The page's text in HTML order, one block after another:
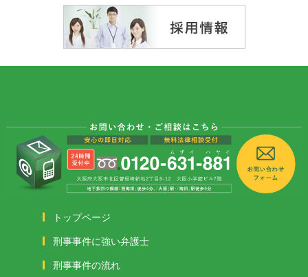
トップページ
刑事事件に強い弁護士
刑事事件の流れ